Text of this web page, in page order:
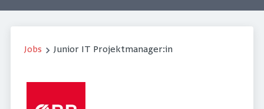
Jobs Junior IT Projektmanager:in